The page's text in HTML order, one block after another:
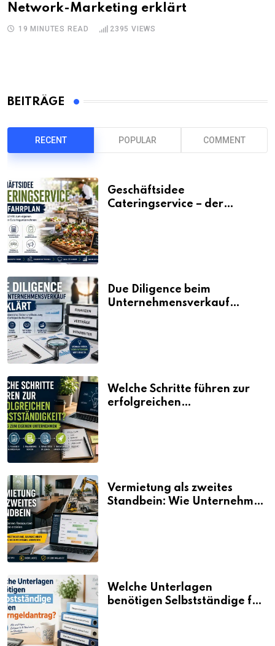
Network-Marketing erklärt
19 MINUTES READ 2395 VIEWS
BEITRÄGE
RECENT POPULAR COMMENT
Geschäftsidee
Cateringservice – der
Due Diligence beim
Unternehmensverkauf
Welche Schritte führen zur
erfolgreichen
Vermietung als zweites
Standbein: Wie Unternehmen
Welche Unterlagen
benötigen Selbstständige für